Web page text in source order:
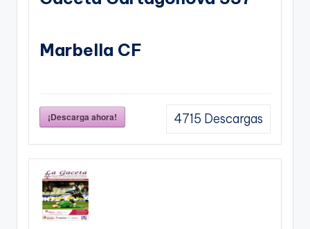
Marbella CF
¡Descarga ahora! 4715 Descargas